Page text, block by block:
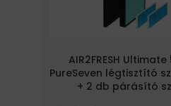
AIR2FRESH
PureSeven légtisztító
+ 2 db párásító